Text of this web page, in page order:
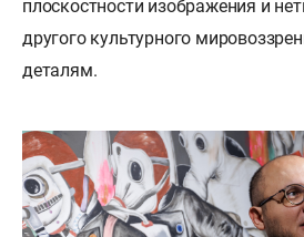
плоскостности изображения и
другого культурного
деталям.